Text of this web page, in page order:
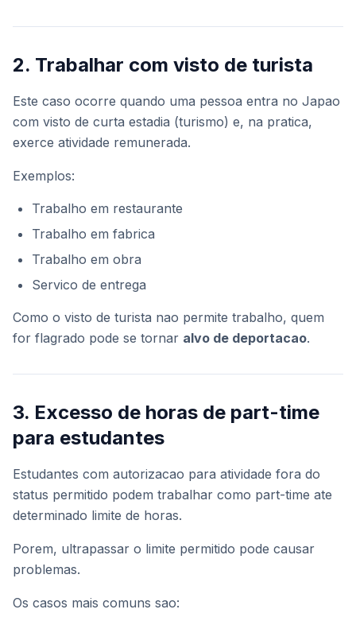
2. Trabalhar com visto de turista
Este caso ocorre quando uma pessoa entra no Japao
com visto de curta estadia (turismo) e, na pratica,
exerce atividade remunerada.
Exemplos:
Trabalho em restaurante
Trabalho em fabrica
Trabalho em obra
Servico de entrega
Como o visto de turista nao permite trabalho, quem
for flagrado pode se tornar alvo de deportacao.
3. Excesso de horas de part-time
para estudantes
Estudantes com autorizacao para atividade fora do
status permitido podem trabalhar como part-time ate
determinado limite de horas.
Porem, ultrapassar o limite permitido pode causar
problemas.
Os casos mais comuns sao: